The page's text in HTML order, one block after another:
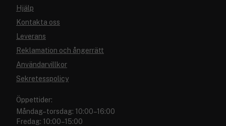
Hjälp
Kontakta oss
Leverans
Reklamation och ångerrätt
Användarvillkor
Sekretesspolicy
Öppettider:
Måndag–torsdag: 10:00–16:00
Fredag: 10:00–15:00